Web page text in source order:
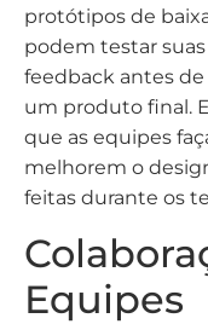
protótipos de
podem testar
feedback antes
um produto final.
que as equipes
melhorem o
feitas durante os
Equipes